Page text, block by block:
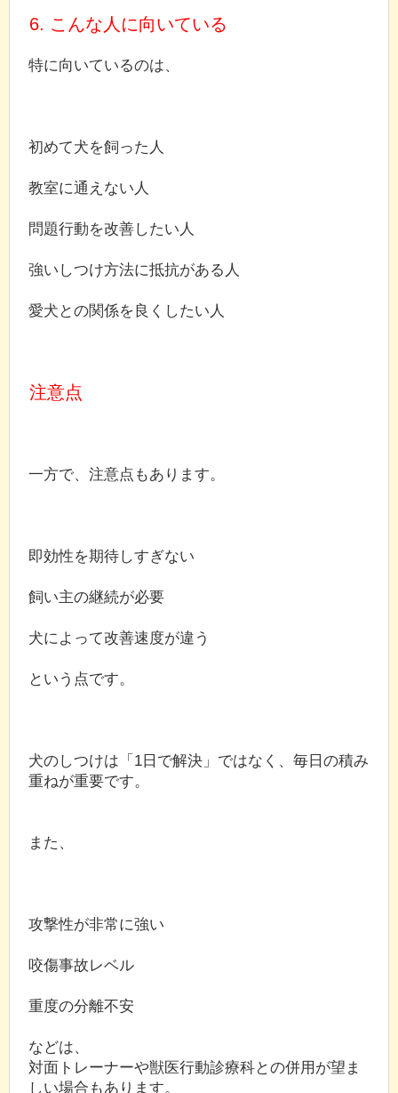
6. こんな人に向いている
特に向いているのは、
初めて犬を飼った人
教室に通えない人
問題行動を改善したい人
強いしつけ方法に抵抗がある人
愛犬との関係を良くしたい人
注意点
一方で、注意点もあります。
即効性を期待しすぎない
飼い主の継続が必要
犬によって改善速度が違う
という点です。
犬のしつけは「1日で解決」ではなく、毎日の積み
重ねが重要です。
また、
攻撃性が非常に強い
咬傷事故レベル
重度の分離不安
などは、
対面トレーナーや獣医行動診療科との併用が望ま
しい場合もあります。